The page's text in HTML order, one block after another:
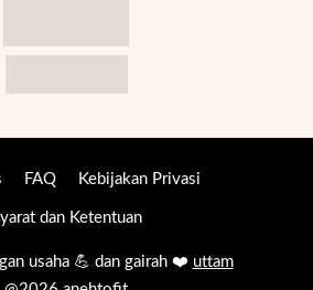
FAQ Kebijakan Privasi
dan Ketentuan
usaha 💪 dan gairah ❤️ uttam